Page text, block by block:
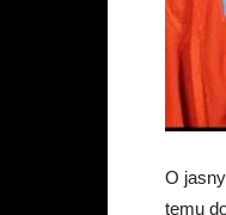
O
temu